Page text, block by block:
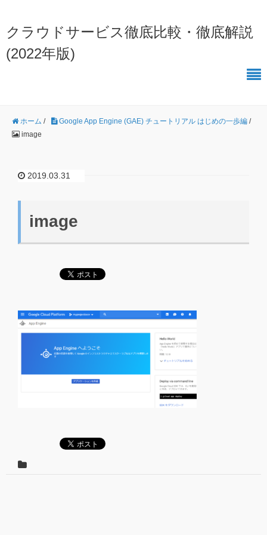
クラウドサービス徹底比較・徹底解説
(2022年版)
ホーム / Google App Engine (GAE) チュートリアル はじめの一歩編 /
image
2019.03.31
image